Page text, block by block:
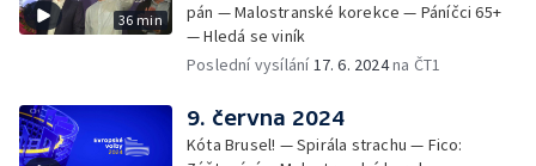
36 min
pán — Malostranské korekce — Páníčci 65+
— Hledá se viník
Poslední vysílání17. 6. 2024na ČT1
9. června 2024
Kóta Brusel! — Spirála strachu — Fico: